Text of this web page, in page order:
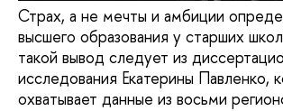
Страх, а не мечты и амбиции
высшего образования у старших
такой вывод следует из
исследования Екатерины Павленко,
охватывает данные из восьми